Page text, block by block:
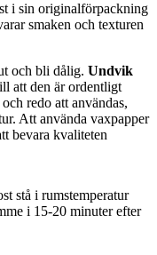
i sin originalförpackning
smaken och texturen
och bli dålig. Undvik
att den är ordentligt
redo att användas,
Att använda vaxpapper
bevara kvaliteten
stå i rumstemperatur
i 15-20 minuter efter